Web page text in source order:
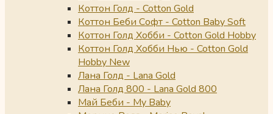
Коттон Голд - Cotton Gold
Коттон Беби Софт - Cotton Baby Soft
Коттон Голд Хобби - Cotton Gold Hobby
Коттон Голд Хобби Нью - Cotton Gold
Hobby New
Лана Голд - Lana Gold
Лана Голд 800 - Lana Gold 800
Май Беби - My Baby